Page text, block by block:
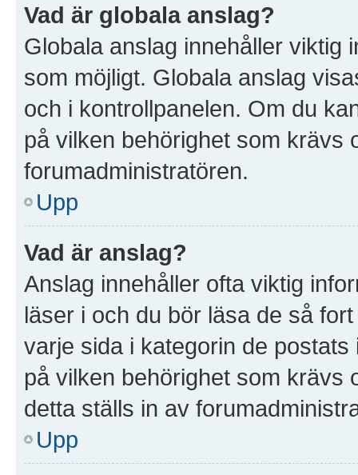
Vad är globala anslag?
Globala anslag innehåller viktig
som möjligt. Globala anslag
och i kontrollpanelen. Om du
på vilken behörighet som krävs
forumadministratören.
Upp
Vad är anslag?
Anslag innehåller ofta viktig
läser i och du bör läsa de så
varje sida i kategorin de
på vilken behörighet som krävs
detta ställs in av
Upp